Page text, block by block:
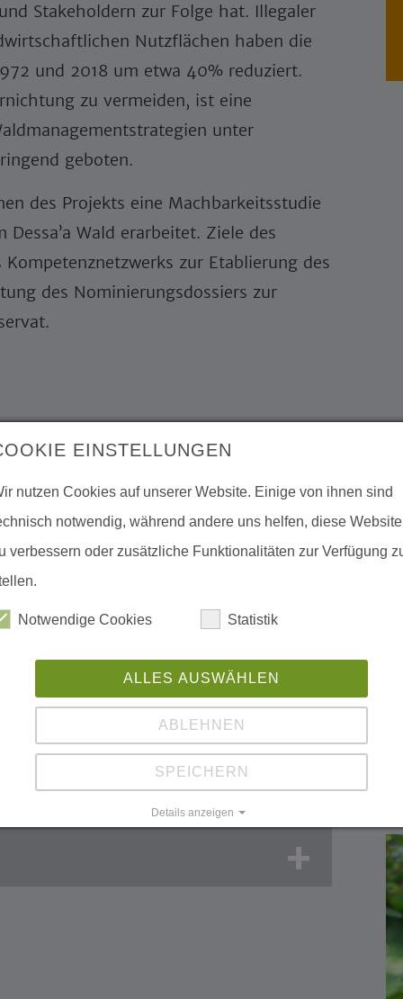
Stakeholdern zur Folge hat. Illegaler
Nutzflächen haben die
und 2018 um etwa 40% reduziert.
zu vermeiden, ist eine
unter
geboten.
des Projekts eine Machbarkeitsstudie
Wald erarbeitet. Ziele des
zur Etablierung des
des Nominierungsdossiers zur
EINSTELLUNGEN
nutzen Cookies auf unserer Website. Einige von ihnen sind
notwendig, während andere uns helfen, diese Website
verbessern oder zusätzliche Funktionalitäten zur Verfügung
Notwendige Cookies Statistik
ALLES AUSWÄHLEN
ABLEHNEN
SPEICHERN
Details anzeigen